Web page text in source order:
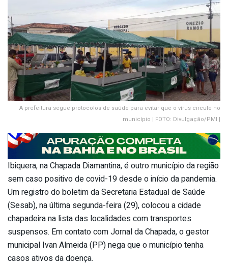
A prefeitura segue protocolos de saúde para evitar que o vírus circule no
município | FOTO: Divulgação/PMI |
Ibiquera, na Chapada Diamantina, é outro município da região
sem caso positivo de covid-19 desde o início da pandemia.
Um registro do boletim da Secretaria Estadual de Saúde
(Sesab), na última segunda-feira (29), colocou a cidade
chapadeira na lista das localidades com transportes
suspensos. Em contato com Jornal da Chapada, o gestor
municipal Ivan Almeida (PP) nega que o município tenha
casos ativos da doença.